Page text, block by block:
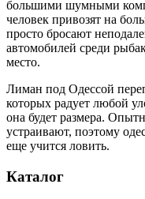
большими шумными
человек привозят на
просто бросают
автомобилей среди
место.
Лиман под Одессой
которых радует любой
она будет размера.
устраивают, поэтому
еще учится ловить.
Каталог